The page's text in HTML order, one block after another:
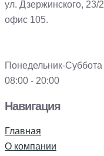
ул. Дзержинского, 23/2
офис 105.
Понедельник-Суббота
08:00 - 20:00
Навигация
Главная
О компании